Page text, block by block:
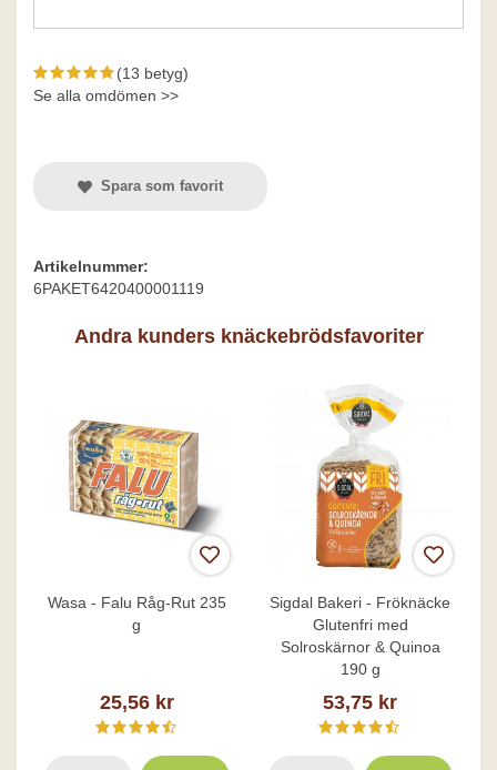
(13 betyg)
Se alla omdömen >>
Spara som favorit
Artikelnummer:
6PAKET6420400001119
Andra kunders knäckebrödsfavoriter
Wasa - Falu Råg-Rut 235
g
25,56 kr
Sigdal Bakeri - Fröknäcke
Glutenfri med
Solroskärnor & Quinoa
190 g
53,75 kr